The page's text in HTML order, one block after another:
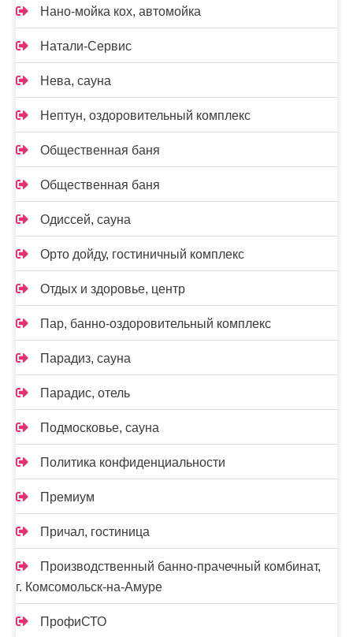
Нано-мойка кох, автомойка
Натали-Сервис
Нева, сауна
Нептун, оздоровительный комплекс
Общественная баня
Общественная баня
Одиссей, сауна
Орто дойду, гостиничный комплекс
Отдых и здоровье, центр
Пар, банно-оздоровительный комплекс
Парадиз, сауна
Парадис, отель
Подмосковье, сауна
Политика конфиденциальности
Премиум
Причал, гостиница
Производственный банно-прачечный комбинат,
г. Комсомольск-на-Амуре
ПрофиСТО